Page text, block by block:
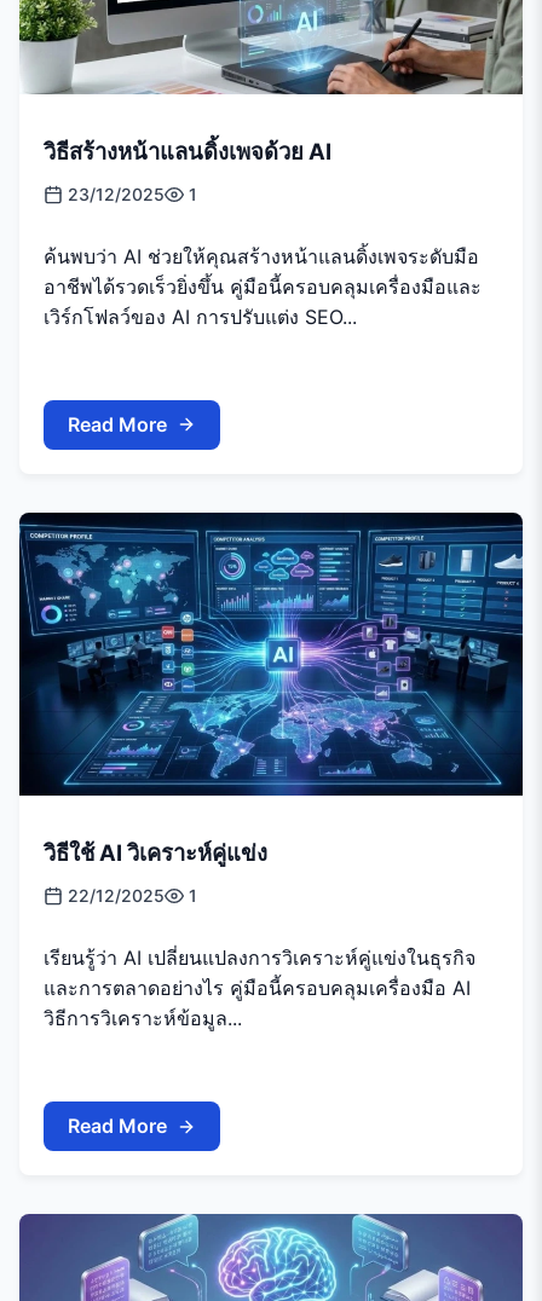
วิธีสร้างหน้าแลนดิ้งเพจด้วย AI
23/12/2025 1
ค้นพบว่า AI ช่วยให้คุณสร้างหน้าแลนดิ้งเพจระดับมือ
อาชีพได้รวดเร็วยิ่งขึ้น คู่มือนี้ครอบคลุมเครื่องมือและ
เวิร์กโฟลว์ของ AI การปรับแต่ง SEO...
Read More
วิธีใช้ AI วิเคราะห์คู่แข่ง
22/12/2025 1
เรียนรู้ว่า AI เปลี่ยนแปลงการวิเคราะห์คู่แข่งในธุรกิจ
และการตลาดอย่างไร คู่มือนี้ครอบคลุมเครื่องมือ AI
วิธีการวิเคราะห์ข้อมูล...
Read More